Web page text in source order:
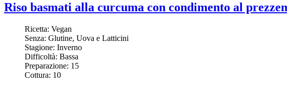
Riso basmati alla curcuma con condimento al
Ricetta: Vegan
Senza: Glutine, Uova e Latticini
Stagione: Inverno
Difficoltà: Bassa
Preparazione: 15
Cottura: 10